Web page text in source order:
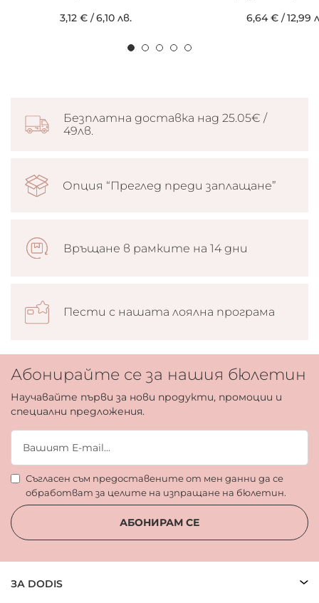
3,12 €/6,10 лв.
6,64 €/12,99
Безплатна доставка над 25.05€ /
49лв.
Опция “Преглед преди заплащане”
Връщане в рамките на 14 дни
Пести с нашата лоялна програма
Абонирайте се за нашия бюлетин
Научавайте първи за нови продукти, промоции и
специални предложения.
Съгласен съм предоставените от мен данни да се
обработват за целите на изпращане на бюлетин.
АБОНИРАМ СЕ
ЗА DODIS